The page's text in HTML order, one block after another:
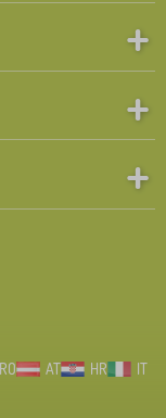
RO AT HR
IT